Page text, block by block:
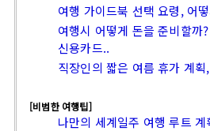
여행 가이드북 선택 요령, 어
여행시 어떻게 돈을 준비할까
신용카드..
직장인의 짧은 여름 휴가 계
[비범한 여행팁]
나만의 세계일주 여행 루트 계